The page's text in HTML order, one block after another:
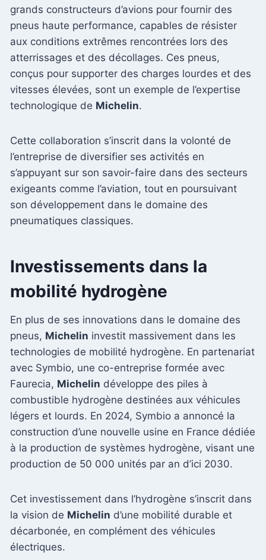
grands constructeurs d’avions pour fournir des
pneus haute performance, capables de résister
aux conditions extrêmes rencontrées lors des
atterrissages et des décollages. Ces pneus,
conçus pour supporter des charges lourdes et des
vitesses élevées, sont un exemple de l’expertise
technologique de Michelin.
Cette collaboration s’inscrit dans la volonté de
l’entreprise de diversifier ses activités en
s’appuyant sur son savoir-faire dans des secteurs
exigeants comme l’aviation, tout en poursuivant
son développement dans le domaine des
pneumatiques classiques.
Investissements dans la
mobilité hydrogène
En plus de ses innovations dans le domaine des
pneus, Michelin investit massivement dans les
technologies de mobilité hydrogène. En partenariat
avec Symbio, une co-entreprise formée avec
Faurecia, Michelin développe des piles à
combustible hydrogène destinées aux véhicules
légers et lourds. En 2024, Symbio a annoncé la
construction d’une nouvelle usine en France dédiée
à la production de systèmes hydrogène, visant une
production de 50 000 unités par an d’ici 2030.
Cet investissement dans l’hydrogène s’inscrit dans
la vision de Michelin d’une mobilité durable et
décarbonée, en complément des véhicules
électriques.